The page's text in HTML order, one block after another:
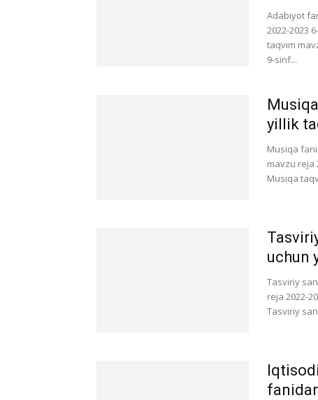
Adabiyot
2022-2023
taqvim
9-sinf...
yillik
Musiqa
mavzu reja
Musiqa
uchun
Tasviriy
reja 2022-
Tasviriy